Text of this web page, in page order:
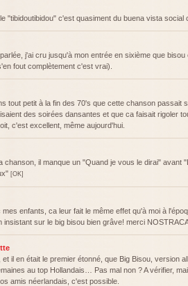
"tibidoutibidou" c'est quasiment du buena vista social
j'ai cru jusqu'à mon entrée en sixième que bisou
fout complètement c'est vrai).
tout petit à la fin des 70's que cette chanson passait
des soirées dansantes et que ca faisait rigoler
c'est excellent, même aujourd'hui.
chanson, il manque un "Quand je vous le dirai" avant
[OK]
enfants, ca leur fait le même effet qu'à moi à
sur le big bisou bien grâve! merci
et il en était le premier étonné, que Big Bisou, version
au top Hollandais… Pas mal non ? A vérifier,
amis néerlandais, c'est possible.